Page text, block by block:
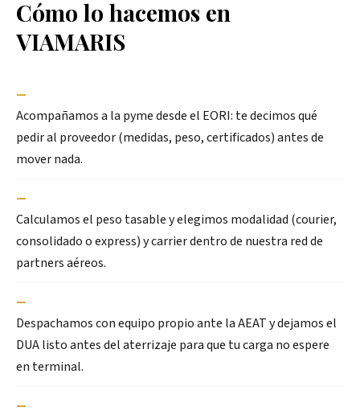
Cómo lo hacemos en
VIAMARIS
—
Acompañamos a la pyme desde el EORI: te decimos qué
pedir al proveedor (medidas, peso, certificados) antes de
mover nada.
—
Calculamos el peso tasable y elegimos modalidad (courier,
consolidado o express) y carrier dentro de nuestra red de
partners aéreos.
—
Despachamos con equipo propio ante la AEAT y dejamos el
DUA listo antes del aterrizaje para que tu carga no espere
en terminal.
—